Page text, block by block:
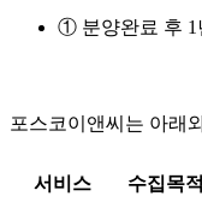
① 분양완료 후 1
포스코이앤씨는 아래
서비스 수집목적